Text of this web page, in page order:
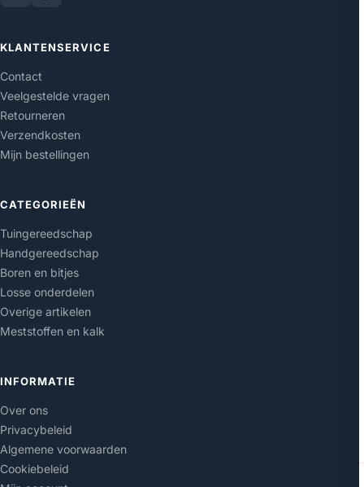
KLANTENSERVICE
Contact
Veelgestelde vragen
Retourneren
Verzendkosten
Mijn bestellingen
CATEGORIEËN
Tuingereedschap
Handgereedschap
Boren en bitjes
Losse onderdelen
Overige artikelen
Meststoffen en kalk
INFORMATIE
Over ons
Privacybeleid
Algemene voorwaarden
Cookiebeleid